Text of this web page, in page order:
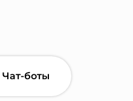
Чат-боты